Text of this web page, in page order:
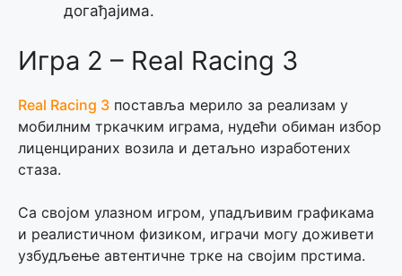
догађајима.
Игра 2 – Real Racing 3
Real Racing 3 поставља мерило за реализам у
мобилним тркачким играма, нудећи обиман избор
лиценцираних возила и детаљно изработених
стаза.
Са својом улазном игром, упадљивим графикама
и реалистичном физиком, играчи могу доживети
узбудљење автентичне трке на својим прстима.